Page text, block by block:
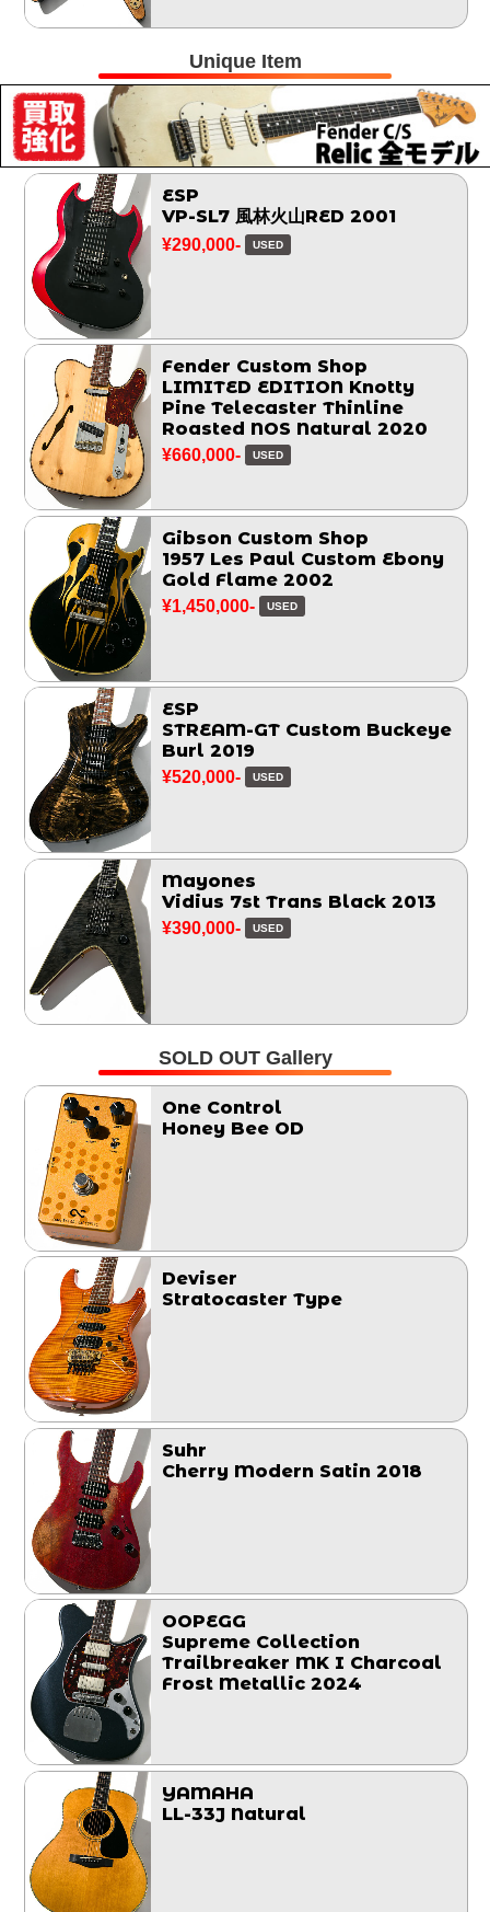
Unique Item
ESP
VP-SL7 風林火山RED 2001
¥290,000- USED
Fender Custom Shop
LIMITED EDITION Knotty
Pine Telecaster Thinline
Roasted NOS Natural 2020
¥660,000- USED
Gibson Custom Shop
1957 Les Paul Custom Ebony
Gold Flame 2002
¥1,450,000- USED
ESP
STREAM-GT Custom Buckeye
Burl 2019
¥520,000- USED
Mayones
Vidius 7st Trans Black 2013
¥390,000- USED
SOLD OUT Gallery
One Control
Honey Bee OD
Deviser
Stratocaster Type
Suhr
Cherry Modern Satin 2018
OOPEGG
Supreme Collection
Trailbreaker MK I Charcoal
Frost Metallic 2024
YAMAHA
LL-33J Natural